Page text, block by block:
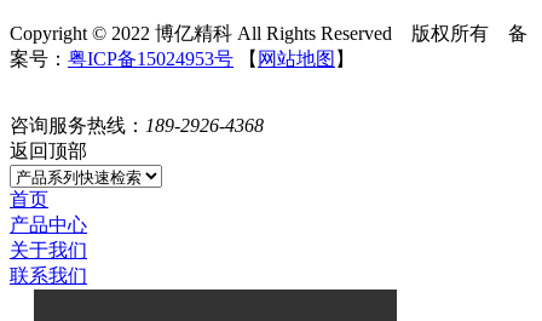
Copyright © 2022 博亿精科 All Rights Reserved 版权所有 备
案号： 粤ICP备15024953号 【 网站地图 】
咨询服务热线： 189-2926-4368
返回顶部
首页
产品中心
关于我们
联系我们